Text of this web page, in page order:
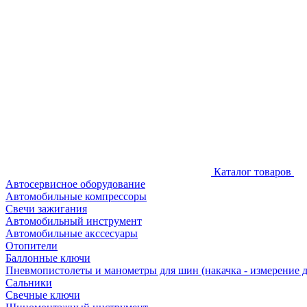
Каталог товаров
Автосервисное оборудование
Автомобильные компрессоры
Свечи зажигания
Автомобильный инструмент
Автомобильные акссесуары
Отопители
Баллонные ключи
Пневмопистолеты и манометры для шин (накачка - измерение
Сальники
Свечные ключи